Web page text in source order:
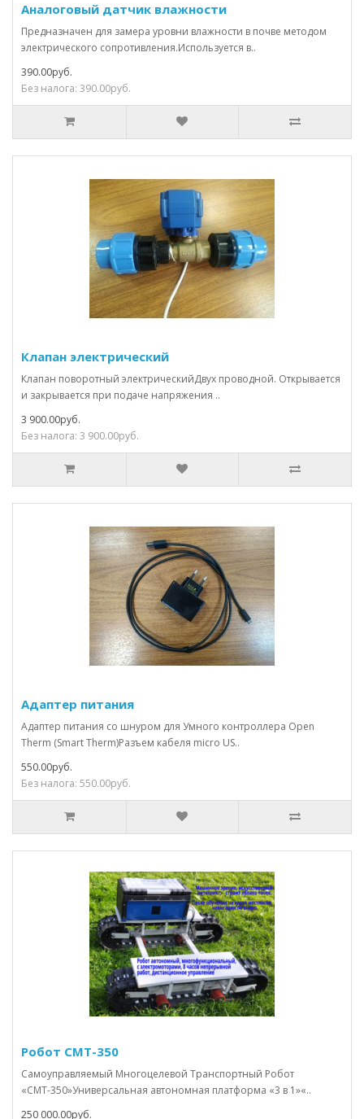
Аналоговый датчик влажности
Предназначен для замера уровни влажности в почве методом
электрического сопротивления.Используется в..
390.00руб.
Без налога: 390.00руб.
Клапан электрический
Клапан поворотный электрическийДвух проводной. Открывается
и закрывается при подаче напряжения ..
3 900.00руб.
Без налога: 3 900.00руб.
Адаптер питания
Адаптер питания со шнуром для Умного контроллера Open
Therm (Smart Therm)Разъем кабеля micro US..
550.00руб.
Без налога: 550.00руб.
Робот СМТ-350
Самоуправляемый Многоцелевой Транспортный Робот
«СМТ-350»Универсальная автономная платформа «3 в 1»«..
250 000.00руб.